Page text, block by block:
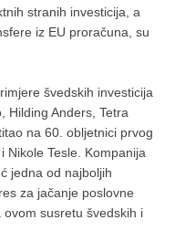
stranih investicija, a
iz EU proračuna, su
švedskih investicija
Hilding Anders, Tetra
na 60. obljetnici prvog
Nikole Tesle. Kompanija
jedna od najboljih
za jačanje poslovne
susretu švedskih i